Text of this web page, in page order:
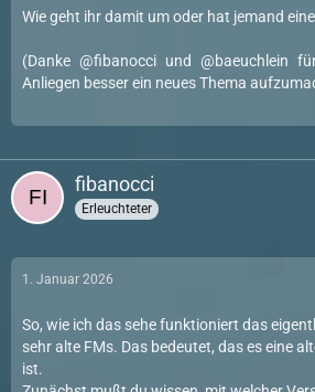
Wie geht ihr damit um oder hat jemand
(Danke fibanocci und baeuchlein
Anliegen besser ein neues Thema
fibanocci
Erleuchteter
1. Januar 2026
So, wie ich das sehe funktioniert das
sehr alte FMs. Das bedeutet, das es eine
ist.